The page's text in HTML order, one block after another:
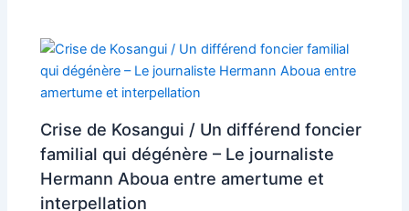
Crise de Kosangui / Un différend foncier
familial qui dégénère – Le journaliste
Hermann Aboua entre amertume et
interpellation